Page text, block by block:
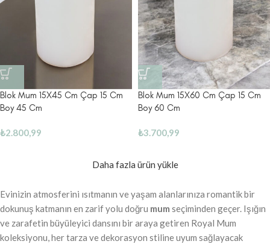
Blok Mum 15X45 Cm Çap 15 Cm
Boy 45 Cm
₺2.800,99
Blok Mum 15X60 Cm Çap 15 Cm
Boy 60 Cm
₺3.700,99
Daha fazla ürün yükle
Evinizin atmosferini ısıtmanın ve yaşam alanlarınıza romantik bir
dokunuş katmanın en zarif yolu doğru mum seçiminden geçer. Işığın
ve zarafetin büyüleyici dansını bir araya getiren Royal Mum
koleksiyonu, her tarza ve dekorasyon stiline uyum sağlayacak